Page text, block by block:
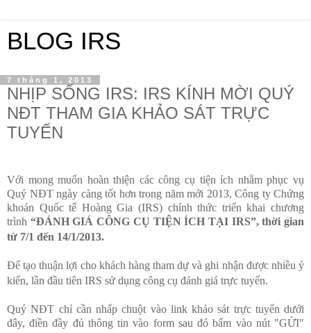
BLOG IRS
7 tháng 1, 2013
NHỊP SỐNG IRS: IRS KÍNH MỜI QUÝ
NĐT THAM GIA KHẢO SÁT TRỰC
TUYẾN
Với mong muốn hoàn thiện các công cụ tiện ích nhằm phục vụ
Quý NĐT ngày càng tốt hơn trong năm mới 2013, Công ty Chứng
khoán Quốc tế Hoàng Gia (IRS) chính thức triển khai chương
trình “ĐÁNH GIÁ CÔNG CỤ TIỆN ÍCH TẠI IRS”, thời gian
từ 7/1 đến 14/1/2013.
Để tạo thuận lợi cho khách hàng tham dự và ghi nhận được nhiều ý
kiến, lần đầu tiên IRS sử dụng công cụ đánh giá trực tuyến.
Quý NĐT chỉ cần nhấp chuột vào link khảo sát trực tuyến dưới
đây, điền đầy đủ thông tin vào form sau đó bấm vào nút "GỬI"